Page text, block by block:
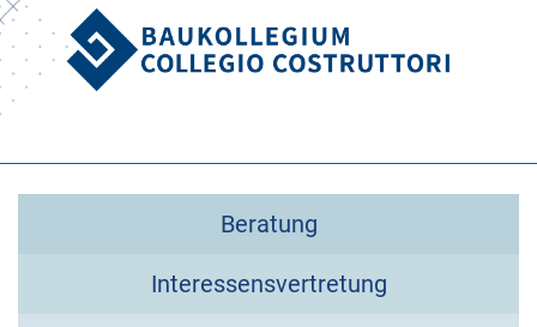
Beratung
Interessensvertretung